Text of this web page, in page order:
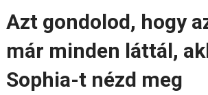
Azt gondolod, hogy
már minden láttál,
Sophia-t nézd meg